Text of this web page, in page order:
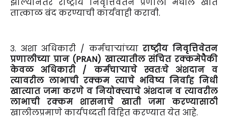
तात्काळ बंद करण्याची कार्यवाही करावी.
३. अशा अधिकारी / कर्मचाऱ्यांच्याराष्ट्रीय निवृत्तिवेतन
प्रणालीच्या प्रान (PRAN) खात्यातील संचित रक्कमेपैकी
केवळ अधिकारी / कर्मचाऱ्याचे स्वतःचे अंशदान व
त्यावरील लाभाची रक्कम त्याचे भविष्य निर्वाह निधी
खात्यात जमा करणे व नियोक्त्याचे अंशदान व त्यावरील
लाभाची रक्कम शासनाचे खाती जमा करण्यासाठी
खालीलप्रमाणे कार्यपध्दती विहित करण्यात येत आहे.